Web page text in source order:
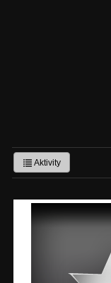
Aktivity